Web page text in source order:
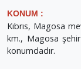
KONUM :
Kıbrıs, Magosa
km., Magosa
konumdadır.